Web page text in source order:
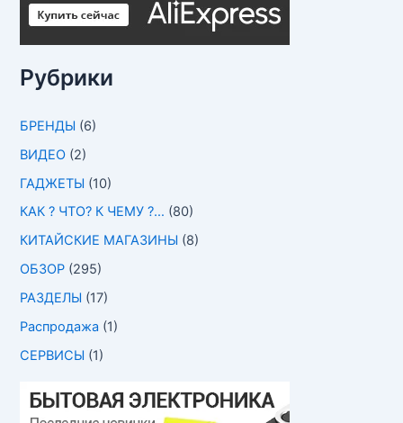
Рубрики
БРЕНДЫ (6)
ВИДЕО (2)
ГАДЖЕТЫ (10)
КАК ? ЧТО? К ЧЕМУ ?… (80)
КИТАЙСКИЕ МАГАЗИНЫ (8)
ОБЗОР (295)
РАЗДЕЛЫ (17)
Распродажа (1)
СЕРВИСЫ (1)